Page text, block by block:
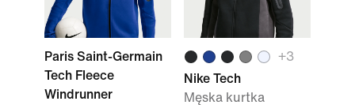
Paris Saint-Germain
Tech Fleece
Windrunner
+3
Nike Tech
Męska kurtka